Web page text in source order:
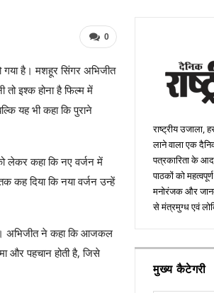
0
गया है। मशहूर सिंगर अभिजीत
तो इश्क होना है फिल्म में
यह भी कहा कि पुराने
लेकर कहा कि नए वर्जन में
कह दिया कि नया वर्जन उन्हें
अभिजीत ने कहा कि आजकल
और पहचान होती है, जिसे
राष्ट्रीय उजाला,
लाने वाला एक
पत्रकारिता के
पाठकों को
मनोरंजक और
से मंत्रमुग्ध एवं
मुख्य कैटेगरी